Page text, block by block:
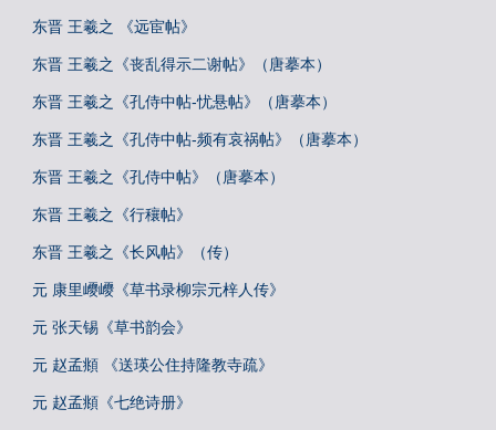
东晋 王羲之 《远宦帖》
东晋 王羲之《丧乱得示二谢帖》（唐摹本）
东晋 王羲之《孔侍中帖-忧悬帖》（唐摹本）
东晋 王羲之《孔侍中帖-频有哀祸帖》（唐摹本）
东晋 王羲之《孔侍中帖》（唐摹本）
东晋 王羲之《行穰帖》
东晋 王羲之《长风帖》（传）
元 康里巎巎《草书录柳宗元梓人传》
元 张天锡《草书韵会》
元 赵孟頫 《送瑛公住持隆教寺疏》
元 赵孟頫《七绝诗册》